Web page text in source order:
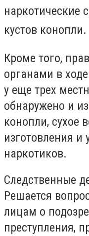
наркотические
кустов конопли.
Кроме того,
органами в
у еще трех
обнаружено и
конопли, сухое
изготовления и
наркотиков.
Следственные
Решается
лицам о
преступления,